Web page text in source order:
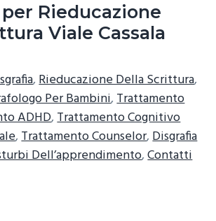
Rieducazione
Viale Cassala
,Rieducazione Della Scrittura,
Per Bambini,Trattamento
ADHD,Trattamento Cognitivo
,Trattamento Counselor,Disgrafia
Dell’apprendimento,Contatti